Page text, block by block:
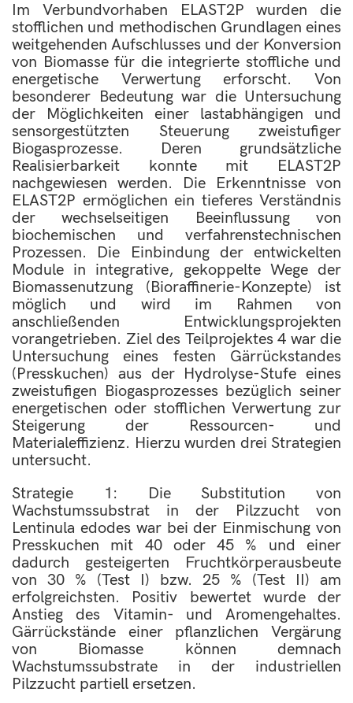
Im Verbundvorhaben ELAST2P wurden die
stofflichen und methodischen Grundlagen eines
weitgehenden Aufschlusses und der Konversion
von Biomasse für die integrierte stoffliche und
energetische Verwertung erforscht. Von
besonderer Bedeutung war die Untersuchung
der Möglichkeiten einer lastabhängigen und
sensorgestützten Steuerung zweistufiger
Biogasprozesse. Deren grundsätzliche
Realisierbarkeit konnte mit ELAST2P
nachgewiesen werden. Die Erkenntnisse von
ELAST2P ermöglichen ein tieferes Verständnis
der wechselseitigen Beeinflussung von
biochemischen und verfahrenstechnischen
Prozessen. Die Einbindung der entwickelten
Module in integrative, gekoppelte Wege der
Biomassenutzung (Bioraffinerie-Konzepte) ist
möglich und wird im Rahmen von
anschließenden Entwicklungsprojekten
vorangetrieben. Ziel des Teilprojektes 4 war die
Untersuchung eines festen Gärrückstandes
(Presskuchen) aus der Hydrolyse-Stufe eines
zweistufigen Biogasprozesses bezüglich seiner
energetischen oder stofflichen Verwertung zur
Steigerung der Ressourcen- und
Materialeffizienz. Hierzu wurden drei Strategien
untersucht.
Strategie 1: Die Substitution von
Wachstumssubstrat in der Pilzzucht von
Lentinula edodes war bei der Einmischung von
Presskuchen mit 40 oder 45 % und einer
dadurch gesteigerten Fruchtkörperausbeute
von 30 % (Test I) bzw. 25 % (Test II) am
erfolgreichsten. Positiv bewertet wurde der
Anstieg des Vitamin- und Aromengehaltes.
Gärrückstände einer pflanzlichen Vergärung
von Biomasse können demnach
Wachstumssubstrate in der industriellen
Pilzzucht partiell ersetzen.